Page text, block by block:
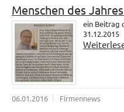
Menschen des
ein Beitrag
31.12.2015
06.01.2016 Firmennews